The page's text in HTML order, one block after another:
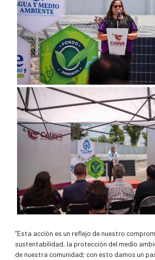
“Esta acción es un reflejo de nuestro
sustentabilidad, la protección del medio
de nuestra comunidad; con esto damos un